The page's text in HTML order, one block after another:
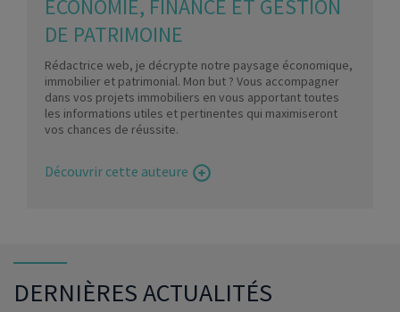
ÉCONOMIE, FINANCE ET GESTION
DE PATRIMOINE
Rédactrice web, je décrypte notre paysage économique,
immobilier et patrimonial. Mon but ? Vous accompagner
dans vos projets immobiliers en vous apportant toutes
les informations utiles et pertinentes qui maximiseront
vos chances de réussite.
Découvrir cette auteure
DERNIÈRES ACTUALITÉS